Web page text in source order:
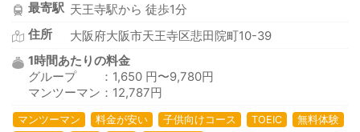
最寄駅 天王寺駅から 徒歩1分
住所
大阪府大阪市天王寺区悲田院町10-39
1時間あたりの料金
グループ ：1,650 円〜9,780円
マンツーマン：12,787円
マンツーマン 料金が安い 子供向けコース TOEIC
無料体験